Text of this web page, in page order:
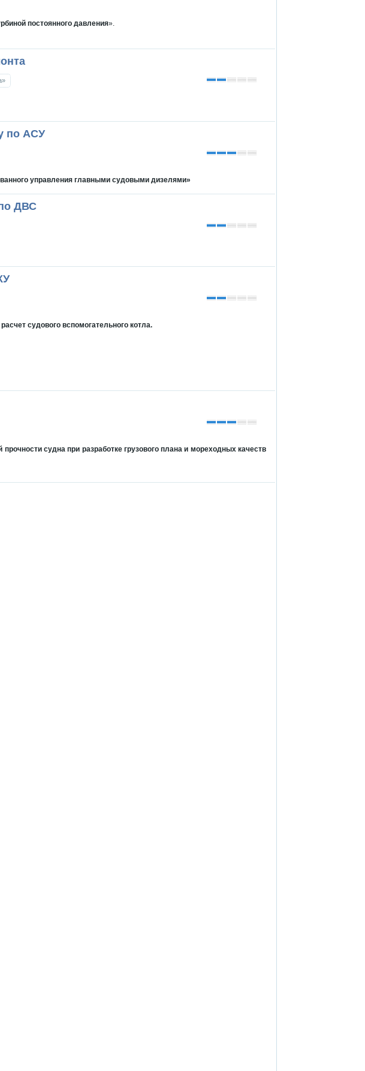
постоянного давления».
по АСУ
управления главными судовыми дизелями»
ДВС
судового вспомогательного котла.
судна при разработке грузового плана и мореходных качеств